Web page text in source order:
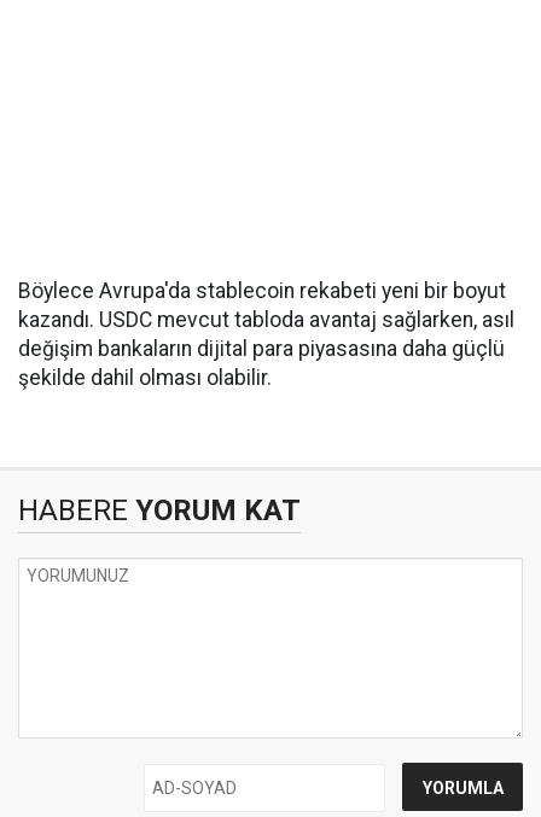
Böylece Avrupa'da stablecoin rekabeti yeni bir boyut
kazandı. USDC mevcut tabloda avantaj sağlarken, asıl
değişim bankaların dijital para piyasasına daha güçlü
şekilde dahil olması olabilir.
HABERE YORUM KAT